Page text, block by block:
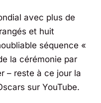
avec plus de
et huit
séquence «
la cérémonie par
– reste à ce jour la
sur YouTube.